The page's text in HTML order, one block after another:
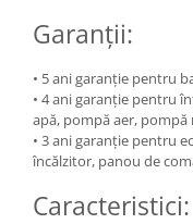
Garanții:
• 5 ani garanție pentru
• 4 ani garanție pentru
apă, pompă aer, pompă
• 3 ani garanție pentru
încălzitor, panou de
Caracteristici: